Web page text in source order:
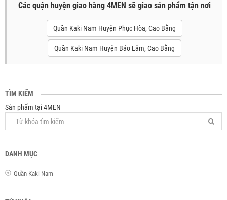
Các quận huyện giao hàng 4MEN sẽ giao sản phẩm tận nơi
Quần Kaki Nam Huyện Phục Hòa, Cao Bằng
Quần Kaki Nam Huyện Bảo Lâm, Cao Bằng
TÌM KIẾM
Sản phẩm tại 4MEN
DANH MỤC
Quần Kaki Nam